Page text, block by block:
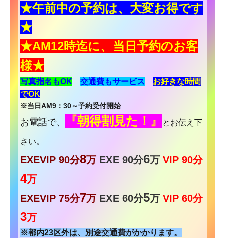
★午前中の予約は、大変お得です
★
★AM12時迄に、当日予約のお客
様★
写真指名もOK 交通費もサービス お好きな時間
でOK
※当日AM9：30～予約受付開始
お電話で、 『朝得割見た！』 とお伝え下
さい。
EXEVIP 90分8万 EXE 90分6万 VIP 90分
4万
EXEVIP 75分7万 EXE 60分5万 VIP 60分
3万
※都内23区外は、別途交通費がかかります。